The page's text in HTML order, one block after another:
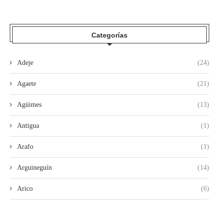
Categorías
Adeje (24)
Agaete (21)
Agüimes (13)
Antigua (1)
Arafo (1)
Arguineguín (14)
Arico (6)